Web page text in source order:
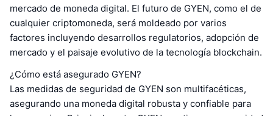
mercado de moneda digital. El futuro de GYEN, como el de
cualquier criptomoneda, será moldeado por varios
factores incluyendo desarrollos regulatorios, adopción de
mercado y el paisaje evolutivo de la tecnología blockchain.
¿Cómo está asegurado GYEN?
Las medidas de seguridad de GYEN son multifacéticas,
asegurando una moneda digital robusta y confiable para